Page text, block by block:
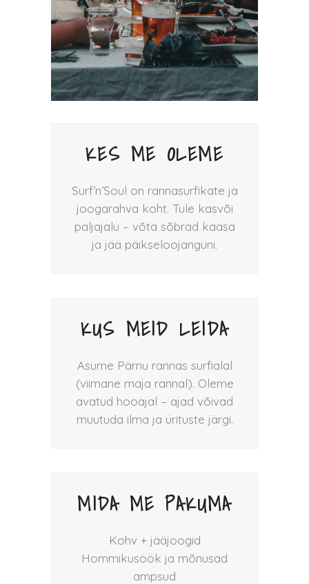
KES ME OLEME
Surf’n’Soul on rannasurfikate ja
joogarahva koht. Tule kasvõi
paljajalu – võta sõbrad kaasa
ja jää päikseloojanguni.
KUS MEID LEIDA
Asume Pärnu rannas surfialal
(viimane maja rannal). Oleme
avatud hooajal – ajad võivad
muutuda ilma ja ürituste järgi.
MIDA ME PAKUMA
Kohv + jääjoogid
Hommikusöök ja mõnusad
ampsud